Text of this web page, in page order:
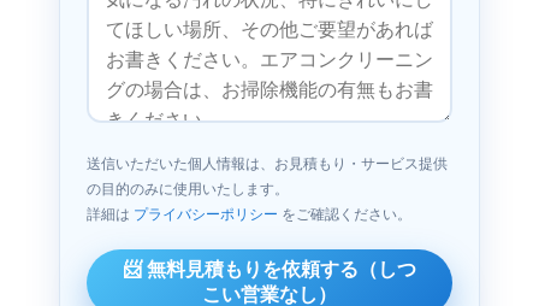
送信いただいた個人情報は、お見積もり・サービス提供
の目的のみに使用いたします。
詳細は プライバシーポリシー をご確認ください。
📨無料見積もりを依頼する（しつ
こい営業なし）